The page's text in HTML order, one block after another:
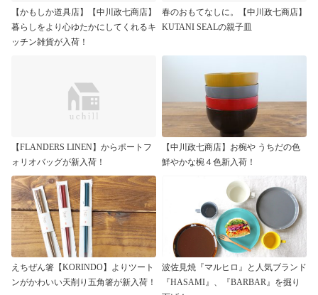
【かもしか道具店】【中川政七商店】
暮らしをより心ゆたかにしてくれるキ
ッチン雑貨が入荷！
春のおもてなしに。【中川政七商店】
KUTANI SEALの親子皿
【FLANDERS LINEN】からポートフ
ォリオバッグが新入荷！
【中川政七商店】お椀や うちだの色
鮮やかな椀４色新入荷！
えちぜん箸【KORINDO】よりツート
ンがかわいい天削り五角箸が新入荷！
波佐見焼『マルヒロ』と人気ブランド
『HASAMI』、『BARBAR』を掘り